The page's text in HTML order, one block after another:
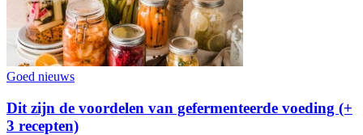
Goed nieuws
Dit zijn de voordelen van gefermenteerde voeding (+
3 recepten)